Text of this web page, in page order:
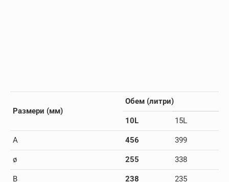
Размери (мм)
Обем (литри)
10L 15L
A 456 399
ø 255 338
B 238 235